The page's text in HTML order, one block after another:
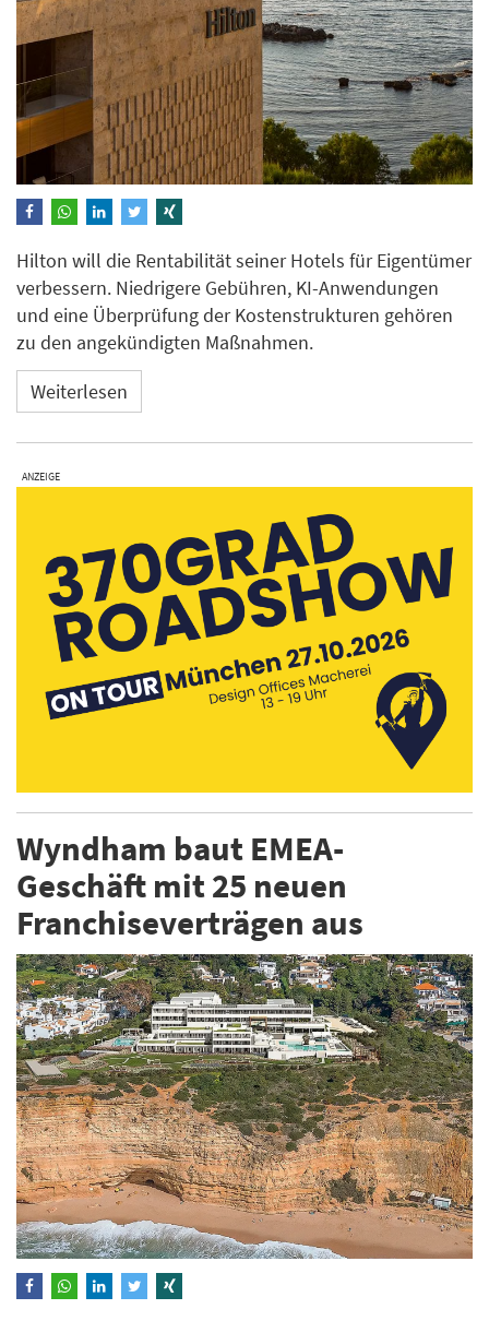
Hilton will die Rentabilität seiner Hotels für Eigentümer
verbessern. Niedrigere Gebühren, KI-Anwendungen
und eine Überprüfung der Kostenstrukturen gehören
zu den angekündigten Maßnahmen.
Weiterlesen
ANZEIGE
Wyndham baut EMEA-
Geschäft mit 25 neuen
Franchiseverträgen aus